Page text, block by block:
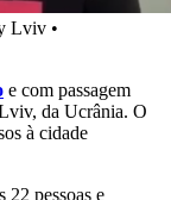
Lviv •
e com passagem
da Ucrânia. O
à cidade
22 pessoas e